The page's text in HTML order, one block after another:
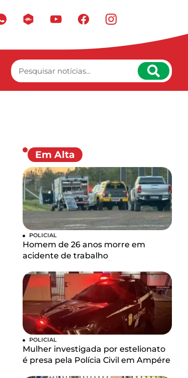
Em Alta
POLICIAL
Homem de 26 anos morre em
acidente de trabalho
POLICIAL
Mulher investigada por estelionato
é presa pela Polícia Civil em Ampére